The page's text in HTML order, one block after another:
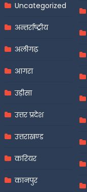
Uncategorized
अन्तर्राष्ट्रीय
अलीगढ़
आगरा
उड़ीसा
उत्तर प्रदेश
उत्तराखण्ड
करियर
कानपुर